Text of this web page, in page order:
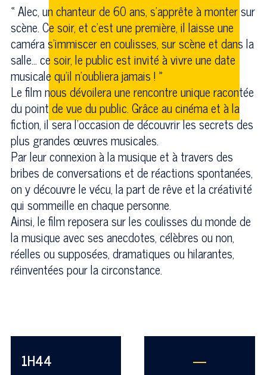
« Alec, un chanteur de 60 ans, s'apprête à monter sur
scène. Ce soir, et c'est une première, il laisse une
caméra s'immiscer en coulisses, sur scène et dans la
salle… ce soir, le public est invité à vivre une date
musicale qu'il n'oubliera jamais ! »
Le film nous dévoilera une rencontre unique racontée
du point de vue du public. Grâce au cinéma et à la
fiction, il sera l’occasion de découvrir les secrets des
plus grandes œuvres musicales.
Par leur connexion à la musique et à travers des
bribes de conversations et de réactions spontanées,
on y découvre le vécu, la part de rêve et la créativité
qui sommeille en chaque personne.
Ainsi, le film reposera sur les coulisses du monde de
la musique avec ses anecdotes, célèbres ou non,
réelles ou supposées, dramatiques ou hilarantes,
réinventées pour la circonstance.
1H44
—